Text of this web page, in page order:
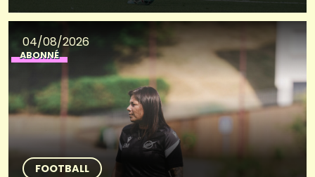
04/08/2026
ABONNÉ
FOOTBALL